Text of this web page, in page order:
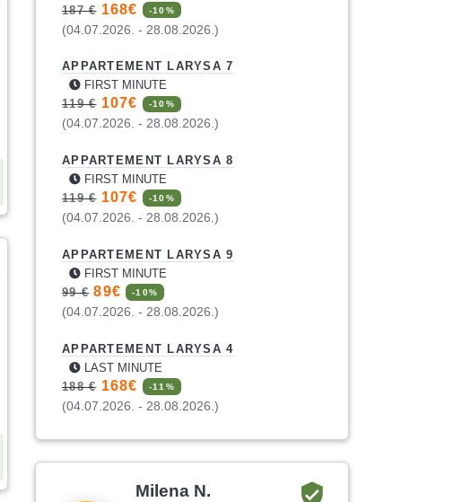
187 € 168€ -10%
(04.07.2026. - 28.08.2026.)
APPARTEMENT LARYSA 7
FIRST MINUTE
119 € 107€ -10%
(04.07.2026. - 28.08.2026.)
APPARTEMENT LARYSA 8
FIRST MINUTE
119 € 107€ -10%
(04.07.2026. - 28.08.2026.)
APPARTEMENT LARYSA 9
FIRST MINUTE
99 € 89€ -10%
(04.07.2026. - 28.08.2026.)
APPARTEMENT LARYSA 4
LAST MINUTE
188 € 168€ -11%
(04.07.2026. - 28.08.2026.)
Milena N.